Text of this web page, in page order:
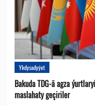
Ykdysadyýet
Bakuda TDG-ä agza
maslahaty geçiriler